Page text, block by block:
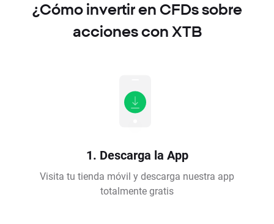
¿Cómo invertir en CFDs sobre
acciones con XTB
1. Descarga la App
Visita tu tienda móvil y descarga nuestra app
totalmente gratis